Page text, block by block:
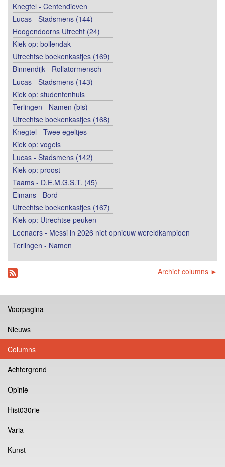
Knegtel - Centendieven
Lucas - Stadsmens (144)
Hoogendoorns Utrecht (24)
Kiek op: bollendak
Utrechtse boekenkastjes (169)
Binnendijk - Rollatormensch
Lucas - Stadsmens (143)
Kiek op: studentenhuis
Terlingen - Namen (bis)
Utrechtse boekenkastjes (168)
Knegtel - Twee egeltjes
Kiek op: vogels
Lucas - Stadsmens (142)
Kiek op: proost
Taams - D.E.M.G.S.T. (45)
Eimans - Bord
Utrechtse boekenkastjes (167)
Kiek op: Utrechtse peuken
Leenaers - Messi in 2026 niet opnieuw wereldkampioen
Terlingen - Namen
Archief columns ►
Voorpagina
Nieuws
Columns
Achtergrond
Opinie
Hist030rie
Varia
Kunst